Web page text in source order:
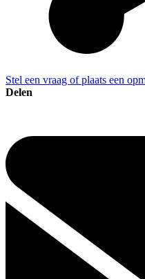
Stel een vraag of plaats een
Delen